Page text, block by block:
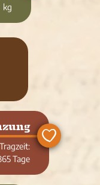
kg
Tage